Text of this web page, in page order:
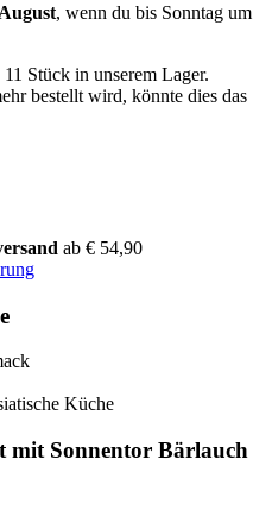
, wenn du bis Sonntag um
Stück in unserem Lager.
bestellt wird, könnte dies das
ab € 54,90
Küche
mit Sonnentor Bärlauch